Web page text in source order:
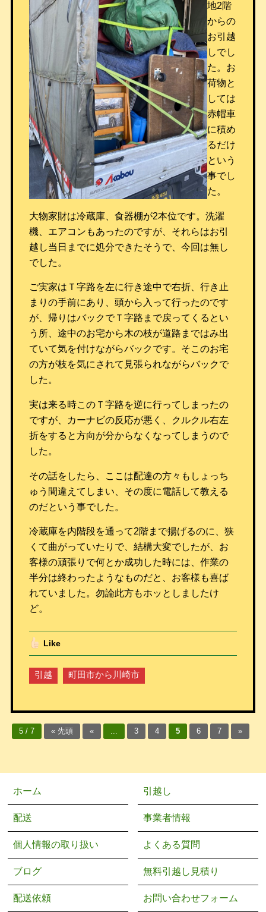
地2階
からの
お引越
しでし
た。お
荷物と
しては
赤帽車
に積め
るだけ
という
事でし
た。
大物家財は冷蔵庫、食器棚が2本位です。洗濯
機、エアコンもあったのですが、それらはお引
越し当日までに処分できたそうで、今回は無し
でした。
ご実家はＴ字路を左に行き途中で右折、行き止
まりの手前にあり、頭から入って行ったのです
が、帰りはバックでＴ字路まで戻ってくるとい
う所、途中のお宅から木の枝が道路まではみ出
ていて気を付けながらバックです。そこのお宅
の方が枝を気にされて見張られながらバックで
した。
実は来る時このＴ字路を逆に行ってしまったの
ですが、カーナビの反応が悪く、クルクル右左
折をすると方向が分からなくなってしまうので
した。
その話をしたら、ここは配達の方々もしょっち
ゅう間違えてしまい、その度に電話して教える
のだという事でした。
冷蔵庫を内階段を通って2階まで揚げるのに、狭
くて曲がっていたりで、結構大変でしたが、お
客様の頑張りで何とか成功した時には、作業の
半分は終わったようなものだと、お客様も喜ば
れていました。勿論此方もホッとしましたけ
ど。
Like
引越 町田市から川崎市
5 / 7 « 先頭 « 3 4 5 6 7 »
ホーム 引越し
配送 事業者情報
個人情報の取り扱い よくある質問
ブログ 無料引越し見積り
配送依頼 お問い合わせフォーム